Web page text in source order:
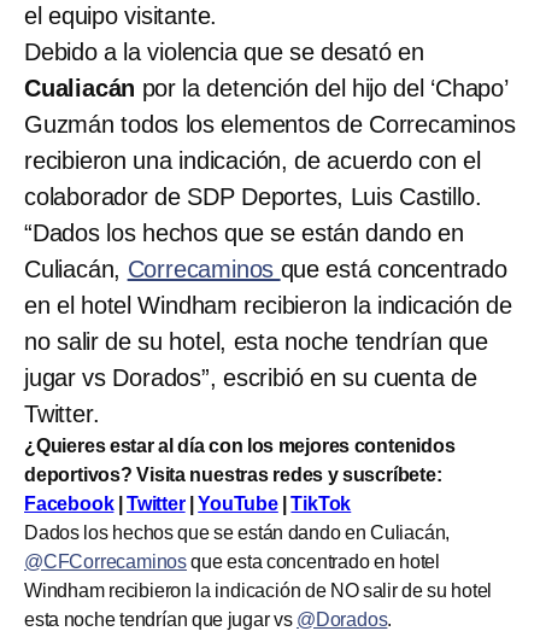
el equipo visitante.
Debido a la violencia que se desató en
Cualiacán por la detención del hijo del ‘Chapo’
Guzmán todos los elementos de Correcaminos
recibieron una indicación, de acuerdo con el
colaborador de SDP Deportes, Luis Castillo.
“Dados los hechos que se están dando en
Culiacán, Correcaminos que está concentrado
en el hotel Windham recibieron la indicación de
no salir de su hotel, esta noche tendrían que
jugar vs Dorados”, escribió en su cuenta de
Twitter.
¿Quieres estar al día con los mejores contenidos
deportivos? Visita nuestras redes y suscríbete:
Facebook|Twitter|YouTube|TikTok
Dados los hechos que se están dando en Culiacán,
@CFCorrecaminosque esta concentrado en hotel
Windham recibieron la indicación de NO salir de su hotel
esta noche tendrían que jugar vs @Dorados.